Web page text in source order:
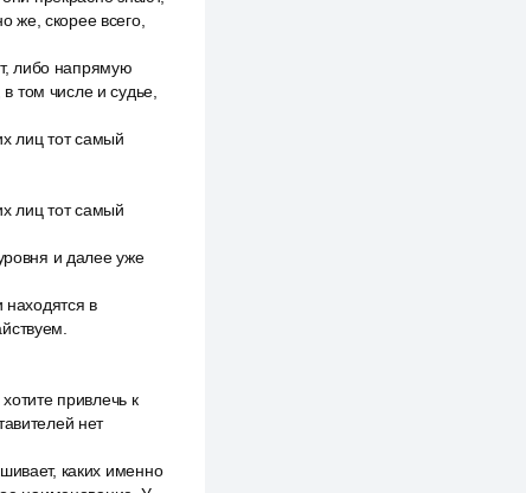
же, скорее всего,
либо напрямую
том числе и судье,
лиц тот самый
лиц тот самый
и далее уже
находятся в
привлечь к
нет
каких именно